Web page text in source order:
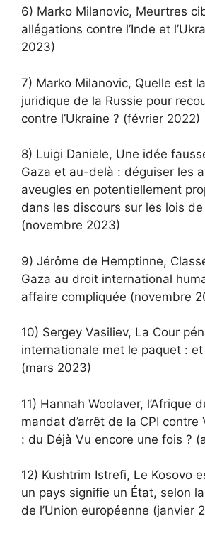
6) Marko Milanovic, Meurtres
allégations contre l’Inde et
2023)
7) Marko Milanovic, Quelle est
juridique de la Russie pour
contre l’Ukraine ? (février 2022)
8) Luigi Daniele, Une idée
Gaza et au-delà : déguiser les
aveugles en potentiellement
dans les discours sur les lois
(novembre 2023)
9) Jérôme de Hemptinne,
Gaza au droit international
affaire compliquée (novembre
10) Sergey Vasiliev, La Cour
internationale met le paquet :
(mars 2023)
11) Hannah Woolaver, l’Afrique
mandat d’arrêt de la CPI contre
: du Déjà Vu encore une fois ?
12) Kushtrim Istrefi, Le Kosovo
un pays signifie un État, selon
de l’Union européenne (janvier